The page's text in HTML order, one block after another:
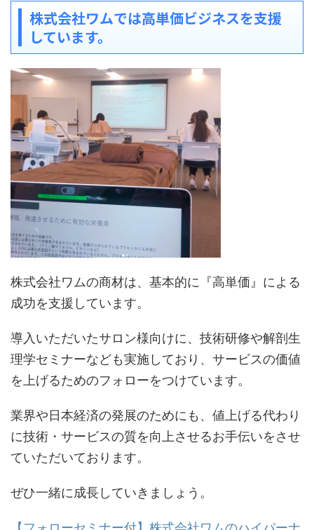
株式会社ワムでは高単価ビジネスを支援
しています。
株式会社ワムの商材は、基本的に『高単価』による
成功を支援しています。
導入いただいたサロン様向けに、技術研修や解剖生
理学セミナーなども実施しており、サービスの価値
を上げるためのフォローをつけています。
業界や日本経済の発展のためにも、値上げる代わり
に技術・サービスの質を向上させるお手伝いをさせ
ていただいております。
ぜひ一緒に成長していきましょう。